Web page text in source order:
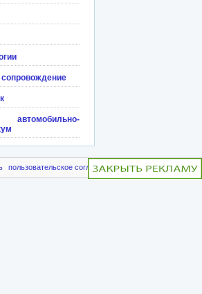
пользовательское соглашение чаво пригласить